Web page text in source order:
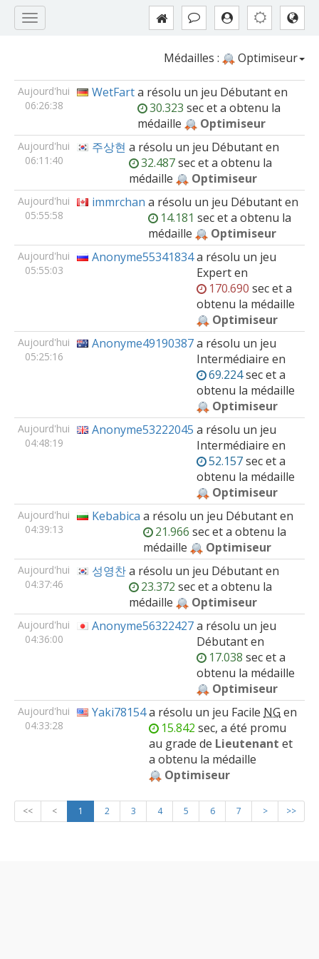
Médailles : Optimiseur
Aujourd'hui
06:26:38
WetFarta résolu un jeu Débutanten
30.323 sec et a obtenu la
médaille
Optimiseur
Aujourd'hui
06:11:40
주상현 a résolu un jeu Débutanten
32.487sec et a obtenu la
médaille
Optimiseur
Aujourd'hui
05:55:58
immrchan a résolu un jeu Débutanten
14.181 sec et a obtenu la
médaille
Optimiseur
Aujourd'hui
05:55:03
Anonyme55341834a résolu un jeu
Experten
170.690 sec et a
obtenu la médaille
Optimiseur
Aujourd'hui
05:25:16
Anonyme49190387a résolu un jeu
Intermédiaire en
69.224sec et a
obtenu la médaille
Optimiseur
Aujourd'hui
04:48:19
Anonyme53222045 a résolu un jeu
Intermédiaire en
52.157sec et a
obtenu la médaille
Optimiseur
Aujourd'hui
04:39:13
Kebabica a résolu un jeu Débutanten
21.966 sec et a obtenu la
médaille
Optimiseur
Aujourd'hui
04:37:46
성영찬a résolu un jeu Débutanten
23.372 sec et a obtenu la
médaille
Optimiseur
Aujourd'hui
04:36:00
Anonyme56322427a résolu un jeu
Débutanten
17.038 sec et a
obtenu la médaille
Optimiseur
Aujourd'hui
04:33:28
Yaki78154a résolu un jeu Facile NG en
15.842 sec, a été promu
au grade de Lieutenant et
a obtenu la médaille
Optimiseur
<< < 1 2 3 4 5 6 7 > >>